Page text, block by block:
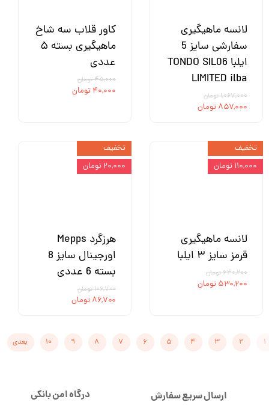
لانسه ماهیگیری
سفارشی سایز 5
ایلبا TONDO SIL06
LIMITED ilba
۱,۰۶۷,۰۰۰ تومان
۸۵۷,۰۰۰ تومان
کاور قلاب سه شاخ
ماهیگیری بسته ۵
عددی
۴۵,۰۰۰ تومان
۴۰,۰۰۰ تومان
لانسه ماهیگیری
قرمز سایز ۳ ایلبا
۶۴۰,۲۰۰ تومان
۵۳۰,۲۰۰ تومان
تخفیف
۱۱۰,۰۰۰ تومان
هرزگرد Mepps
اورجینال سایز 8
بسته 6 عددی
۱۰۶,۷۰۰ تومان
۸۶,۷۰۰ تومان
تخفیف
۲۰,۰۰۰ تومان
۱ ۲ ۳ ۴ ۵ ۶ ۷ ۸ ۹ ۱۰ بعدی
ارسال سریع سفارش درگاه امن بانکی